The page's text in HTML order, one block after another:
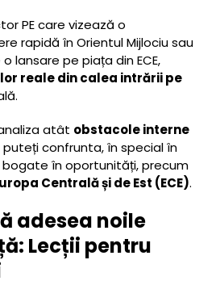
PE care vizează o
rapidă în Orientul Mijlociu sau
lansare pe piața din ECE,
reale din calea intrării pe
atât obstacole interne
confrunta, în special în
bogate în oportunități, precum
Centrală și de Est (ECE).
adesea noile
Lecții pentru